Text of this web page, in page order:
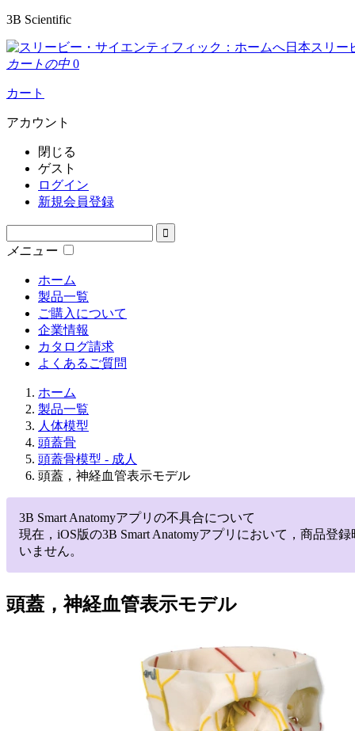
3B Scientific
日本スリー
カートの中 0
カート
アカウント
閉じる
ゲスト
ログイン
新規会員登録
メニュー
ホーム
製品一覧
ご購入について
企業情報
カタログ請求
よくあるご質問
ホーム
製品一覧
人体模型
頭蓋骨
頭蓋骨模型 - 成人
頭蓋，神経血管表示モデル
3B Smart Anatomyアプリの不具合について
現在，iOS版の3B Smart Anatomyアプリにおいて，商品
いません。
頭蓋，神経血管表示モデル